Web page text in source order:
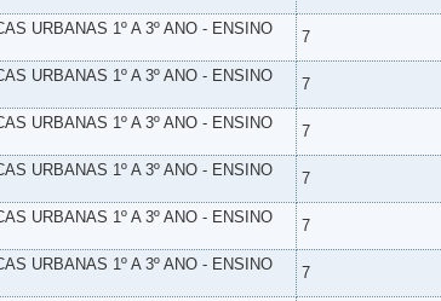
URBANAS 1º A 3º ANO - ENSINO
7
URBANAS 1º A 3º ANO - ENSINO
7
URBANAS 1º A 3º ANO - ENSINO
7
URBANAS 1º A 3º ANO - ENSINO
7
URBANAS 1º A 3º ANO - ENSINO
7
URBANAS 1º A 3º ANO - ENSINO
7